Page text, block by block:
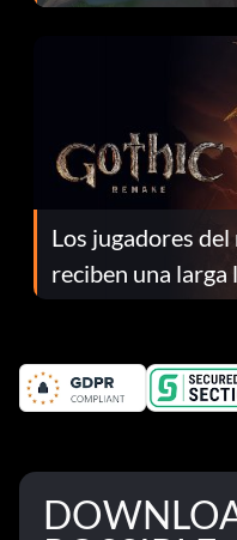
continuación te
Los jugadores
reciben una larga
el parche 1.0.4